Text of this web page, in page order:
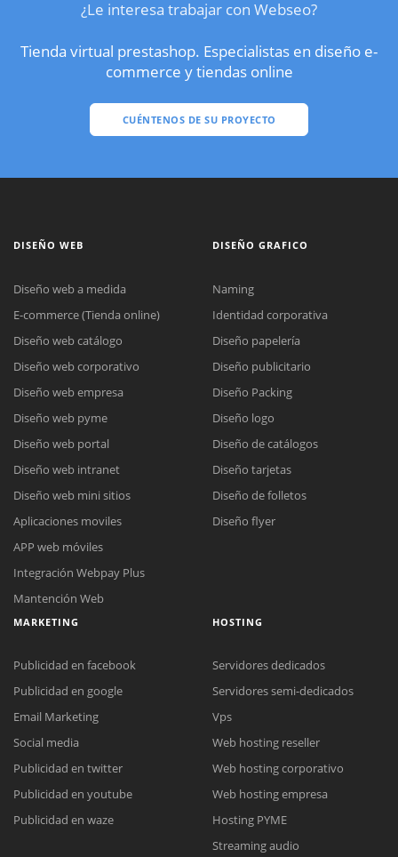
¿Le interesa trabajar con Webseo?
Tienda virtual prestashop. Especialistas en diseño e-
commerce y tiendas online
CUÉNTENOS DE SU PROYECTO
Reunión online
Meet para la reunión online.
Cotización
Chat Online
Todos nuestros ejecutivos están fuera de línea. Complete el formulario
DISEÑO WEB
Diseño web a medida
E-commerce (Tienda online)
Diseño web catálogo
Diseño web corporativo
Diseño web empresa
Diseño web pyme
Diseño web portal
Diseño web intranet
Diseño web mini sitios
Aplicaciones moviles
APP web móviles
Integración Webpay Plus
Mantención Web
DISEÑO GRAFICO
Naming
Identidad corporativa
Diseño papelería
Diseño publicitario
Diseño Packing
Diseño logo
Diseño de catálogos
Diseño tarjetas
Diseño de folletos
Diseño flyer
MARKETING
Publicidad en facebook
Publicidad en google
Email Marketing
Social media
Publicidad en twitter
Publicidad en youtube
Publicidad en waze
HOSTING
Servidores dedicados
Servidores semi-dedicados
Vps
Web hosting reseller
Web hosting corporativo
Web hosting empresa
Hosting PYME
Streaming audio